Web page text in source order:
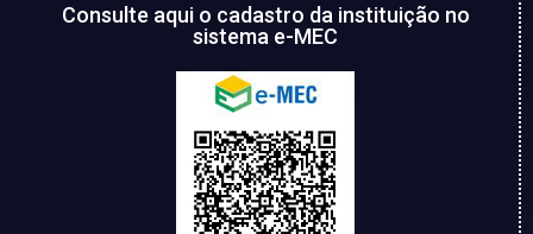
Consulte aqui o cadastro da instituição no
sistema e-MEC